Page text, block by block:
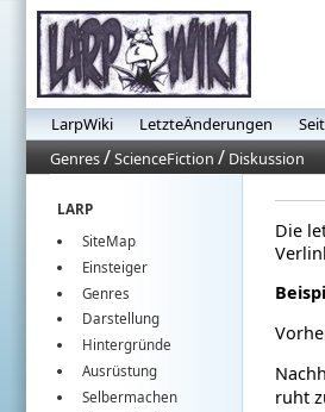
LarpWiki LetzteÄnderungen
Genres/ScienceFiction / Diskussion
LARP
SiteMap
Einsteiger
Genres
Darstellung
Hintergründe
Ausrüstung
Selbermachen
Die
ruht